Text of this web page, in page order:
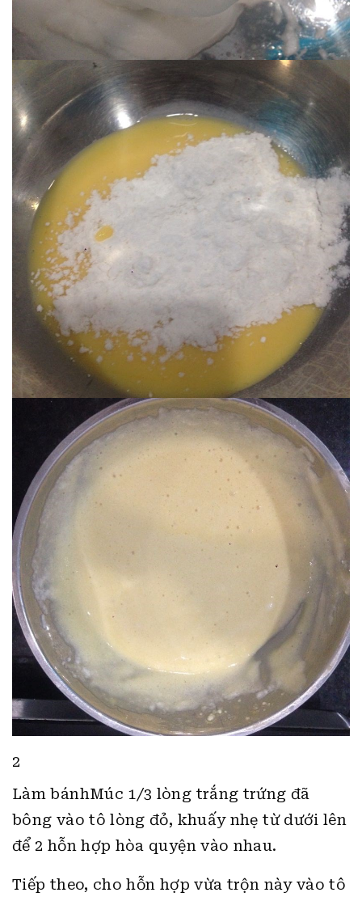
2
Làm bánhMúc 1/3 lòng trắng trứng đã
bông vào tô lòng đỏ, khuấy nhẹ từ dưới lên
để 2 hỗn hợp hòa quyện vào nhau.
Tiếp theo, cho hỗn hợp vừa trộn này vào tô